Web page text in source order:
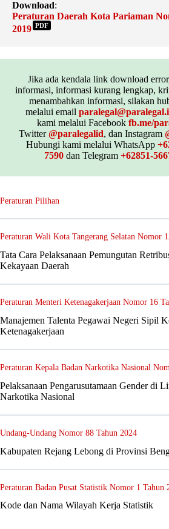
Download:
Peraturan Daerah Kota Pariaman
2019 PDF
Jika ada kendala link download
informasi, informasi kurang lengkap,
menambahkan informasi, silakan
melalui email
kami melalui Facebook fb.me/
Twitter@paralegalid, dan Instagram
Hubungi kami melalui WhatsApp
7590dan Telegram +62851-
Peraturan Pilihan
Peraturan Wali Kota Tangerang Selatan Nomor
Tata Cara Pelaksanaan Pemungutan
Kekayaan Daerah
Peraturan Menteri Ketenagakerjaan Nomor 16
Manajemen Talenta Pegawai Negeri Sipil
Ketenagakerjaan
Peraturan Kepala Badan Narkotika Nasional
Pelaksanaan Pengarusutamaan Gender di
Narkotika Nasional
Undang-Undang Nomor 88 Tahun 2024
Kabupaten Rejang Lebong di Provinsi
Peraturan Badan Pusat Statistik Nomor 1 Tahun
Kode dan Nama Wilayah Kerja Statistik